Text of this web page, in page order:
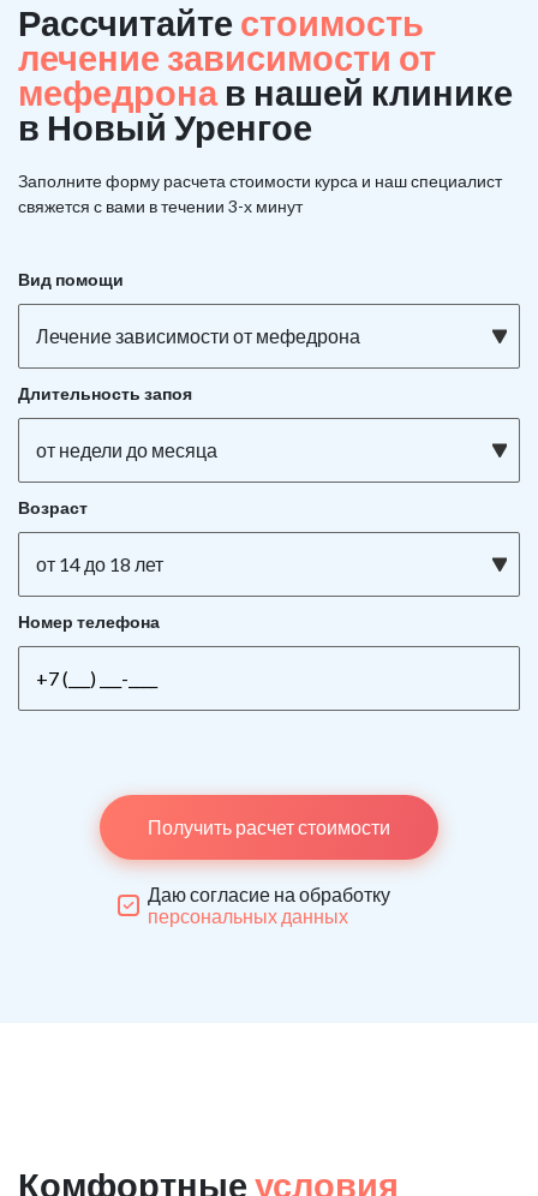
Рассчитайте стоимость
лечение зависимости от
мефедрона в нашей клинике
в Новый Уренгое
Заполните форму расчета стоимости курса и наш специалист
свяжется с вами в течении 3-х минут
Вид помощи
Лечение зависимости от мефедрона
Длительность запоя
от недели до месяца
Возраст
от 14 до 18 лет
Номер телефона
Получить расчет стоимости
Даю согласие на обработку
персональных данных
Комфортные условия